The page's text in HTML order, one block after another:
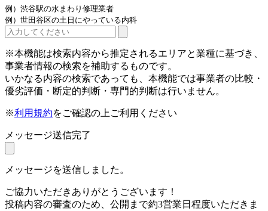
例）渋谷駅の水まわり修理業者
例）世田谷区の土日にやっている内科
※本機能は検索内容から推定されるエリアと業種に基づき、
事業者情報の検索を補助するものです。
いかなる内容の検索であっても、本機能では事業者の比較・
優劣評価・断定的判断・専門的判断は行いません。
※利用規約をご確認の上ご利用ください
メッセージ送信完了
メッセージを送信しました。
ご協力いただきありがとうございます！
投稿内容の審査のため、公開まで約3営業日程度いただきま